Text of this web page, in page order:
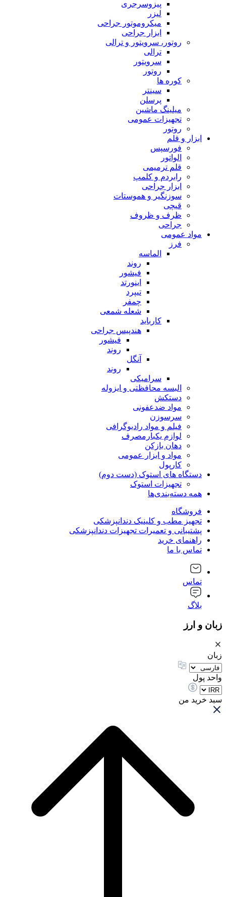
پیزوسرجری
لیزر
میکروموتور جراحی
ابزار جراحی
روتور، سرویتور و ترالی
ترالی
سرویتور
روتور
کوره ها
سینتر
پرسلن
میلینگ ماشین
تجهیزات عمومی
روتور
ابزار و قلم
فورسپس
الواتور
قلم ترمیمی
رابردم و کلمپ
ابزار جراحی
سوزنگیر و هموستات
قیچی
ظرف و ظروف
جراحی
مواد عمومی
فرز
الماسه
روند
فیشور
اینورتد
تیپرد
چمفر
شعله شمعی
کارباید
هندپیس جراحی
فیشور
روند
آنگل
روند
سرامیکی
البسه محافظتی و ایزوله
دستکش
مواد ضدعفونی
سرسوزن
فیلم و مواد رادیوگرافی
لوازم یکبارمصرف
دهان بازکن
مواد و ابزار عمومی
کارپول
دستگاه های استوک (دست دوم)
تجهیزات استوک
همه دسته‌بندی‌ها
فروشگاه
تجهیز مطب و کلینیک دندانپزشکی
پشتیبانی و تعمیرات تجهیزات دندانپزشکی
راهنمای خرید
تماس با ما
تماس
بلاگ
زبان و ارز
زبان
واحد پول
سبد خرید من